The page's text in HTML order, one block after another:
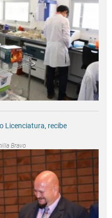
Licenciatura, recibe
Bravo